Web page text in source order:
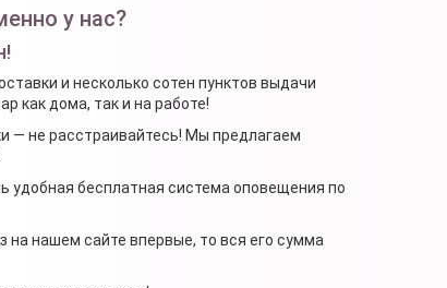
у нас?
и несколько сотен пунктов выдачи
как дома, так и на работе!
— не расстраивайтесь! Мы предлагаем
удобная бесплатная система оповещения по
на нашем сайте впервые, то вся его сумма